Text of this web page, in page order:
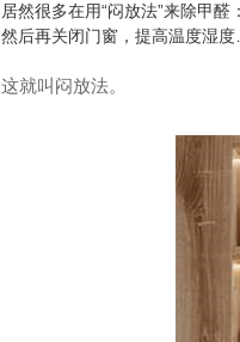
居然很多在用“闷放法”来除甲
然后再关闭门窗，提高温度湿
这就叫闷放法。